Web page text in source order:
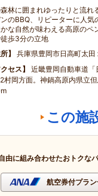
林に囲まれゆったりと流れ
のBBQ、リピーターに人
かな自然が味わえる高原のペ
徒歩3分の立地
兵庫県豊岡市日高町太田
セス
近畿豊岡自動車道
村岡方面。神鍋高原内県立
この施
由に組み合わせたおトクな
航空券付プラ